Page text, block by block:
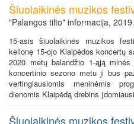
Šiuolaikinės muzikos
"Palangos tilto" informacija,
15-asis šiuolaikinės muzikos
kelionę 15-ojo Klaipėdos koncertų
2020 metų balandžio 1-ąją
koncertinio sezono metu ji bus
vertingiausiomis meninėmis
dienomis Klaipėdą drebins
Šiuolaikinės muzikos